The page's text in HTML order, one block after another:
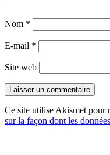
Nom *
E-mail *
Site web
Ce site utilise Akismet pour
sur la façon dont les